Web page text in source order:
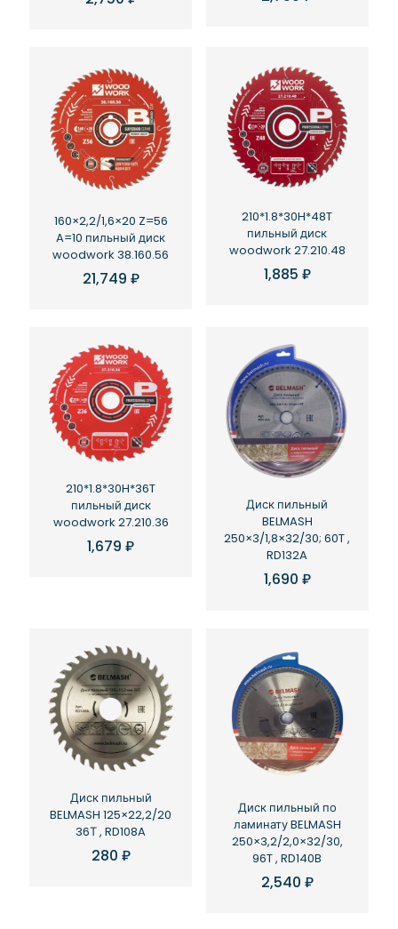
160×2,2/1,6×20 Z=56
A=10 пильный диск
woodwork 38.160.56
21,749 ₽
210*1.8*30H*48T
пильный диск
woodwork 27.210.48
1,885 ₽
210*1.8*30H*36T
пильный диск
woodwork 27.210.36
1,679₽
Диск пильный
BELMASH
250×3/1,8×32/30; 60T ,
RD132A
1,690 ₽
Диск пильный
BELMASH 125×22,2/20
36Т , RD108A
280 ₽
Диск пильный по
ламинату BELMASH
250×3,2/2,0×32/30,
96T , RD140B
2,540 ₽